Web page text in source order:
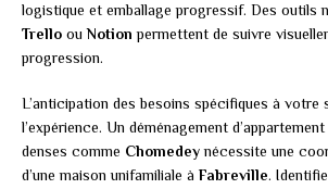
logistique et emballage progressif. Des outils
Trello ouNotion permettent de suivre
progression.
L’anticipation des besoins spécifiques à votre
l’expérience. Un déménagement
denses comme Chomedeynécessite une
d’une maison unifamiliale à Fabreville.